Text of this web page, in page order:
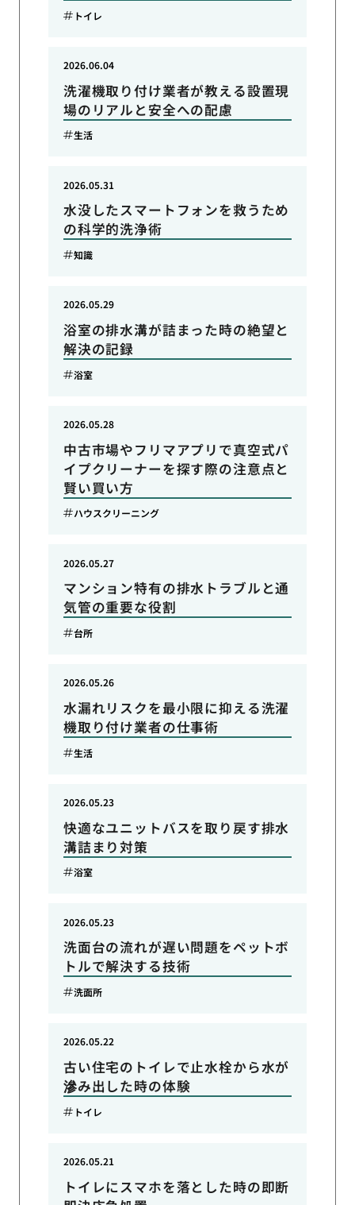
トイレ
洗濯機取り付け業者が教える設置現
場のリアルと安全への配慮
2026.06.04
生活
水没したスマートフォンを救うため
の科学的洗浄術
2026.05.31
知識
浴室の排水溝が詰まった時の絶望と
解決の記録
2026.05.29
浴室
中古市場やフリマアプリで真空式パ
イプクリーナーを探す際の注意点と
賢い買い方
2026.05.28
ハウスクリーニング
マンション特有の排水トラブルと通
気管の重要な役割
2026.05.27
台所
水漏れリスクを最小限に抑える洗濯
機取り付け業者の仕事術
2026.05.26
生活
快適なユニットバスを取り戻す排水
溝詰まり対策
2026.05.23
浴室
洗面台の流れが遅い問題をペットボ
トルで解決する技術
2026.05.23
洗面所
古い住宅のトイレで止水栓から水が
滲み出した時の体験
2026.05.22
トイレ
トイレにスマホを落とした時の即断
2026.05.21